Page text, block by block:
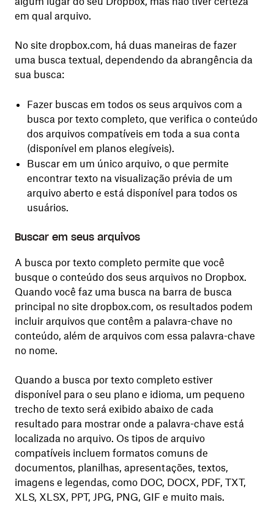
em qual arquivo.
No site dropbox.com, há duas maneiras de fazer
uma busca textual, dependendo da abrangência da
sua busca:
Fazer buscas em todos os seus arquivos com a
busca por texto completo, que verifica o conteúdo
dos arquivos compatíveis em toda a sua conta
(disponível em planos elegíveis).
Buscar em um único arquivo, o que permite
encontrar texto na visualização prévia de um
arquivo aberto e está disponível para todos os
usuários.
Buscar em seus arquivos
A busca por texto completo permite que você
busque o conteúdo dos seus arquivos no Dropbox.
Quando você faz uma busca na barra de busca
principal no site dropbox.com, os resultados podem
incluir arquivos que contêm a palavra-chave no
conteúdo, além de arquivos com essa palavra-chave
no nome.
Quando a busca por texto completo estiver
disponível para o seu plano e idioma, um pequeno
trecho de texto será exibido abaixo de cada
resultado para mostrar onde a palavra-chave está
localizada no arquivo. Os tipos de arquivo
compatíveis incluem formatos comuns de
documentos, planilhas, apresentações, textos,
imagens e legendas, como DOC, DOCX, PDF, TXT,
XLS, XLSX, PPT, JPG, PNG, GIF e muito mais.